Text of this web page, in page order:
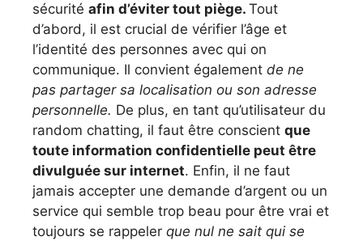
sécurité afin d’éviter tout piège. Tout
d’abord, il est crucial de vérifier l’âge et
l’identité des personnes avec qui on
communique. Il convient également de ne
pas partager sa localisation ou son adresse
personnelle. De plus, en tant qu’utilisateur du
random chatting, il faut être conscient que
toute information confidentielle peut être
divulguée sur internet. Enfin, il ne faut
jamais accepter une demande d’argent ou un
service qui semble trop beau pour être vrai et
toujours se rappeler que nul ne sait qui se